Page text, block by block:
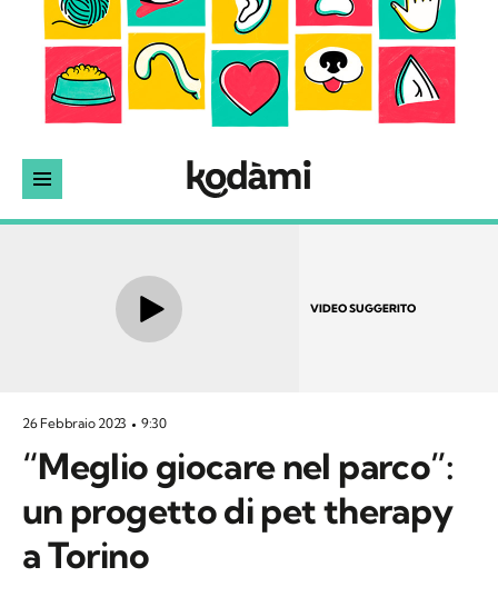
VIDEO SUGGERITO
26 Febbraio 2023 9:30
“Meglio giocare nel parco”:
un progetto di pet therapy
a Torino